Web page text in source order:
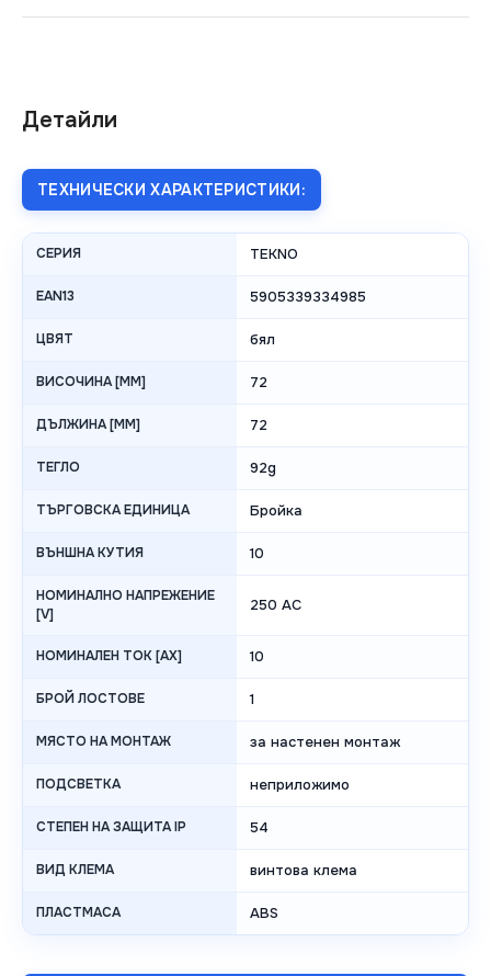
Детайли
ТЕХНИЧЕСКИ ХАРАКТЕРИСТИКИ:
СЕРИЯ TEKNO
EAN13 5905339334985
ЦВЯТ бял
ВИСОЧИНА [MM] 72
ДЪЛЖИНА [MM] 72
ТЕГЛО 92g
ТЪРГОВСКА ЕДИНИЦА Бройка
ВЪНШНА КУТИЯ 10
НОМИНАЛНО НАПРЕЖЕНИЕ
[V]
250 AC
НОМИНАЛЕН ТОК [AX] 10
БРОЙ ЛОСТОВЕ 1
МЯСТО НА МОНТАЖ за настенен монтаж
ПОДСВЕТКА неприложимо
СТЕПЕН НА ЗАЩИТА IP 54
ВИД КЛЕМА винтова клема
ПЛАСТМАСА ABS